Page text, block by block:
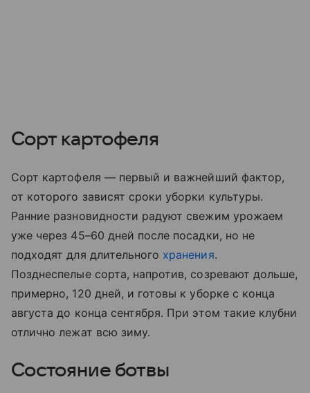
Сорт картофеля
Сорт картофеля — первый и важнейший фактор,
от которого зависят сроки уборки культуры.
Ранние разновидности радуют свежим урожаем
уже через 45–60 дней после посадки, но не
подходят для длительного хранения.
Позднеспелые сорта, напротив, созревают дольше,
примерно, 120 дней, и готовы к уборке с конца
августа до конца сентября. При этом такие клубни
отлично лежат всю зиму.
Состояние ботвы